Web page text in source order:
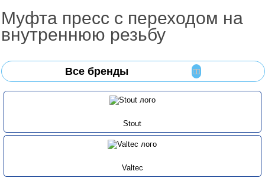
Муфта пресс с переходом на
внутреннюю резьбу
Все бренды
Stout
Valtec